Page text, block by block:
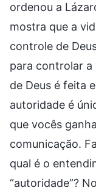
ordenou a
mostra que a
controle de
para controlar a
de Deus é feita
autoridade é
que vocês
comunicação.
qual é o
“autoridade”?